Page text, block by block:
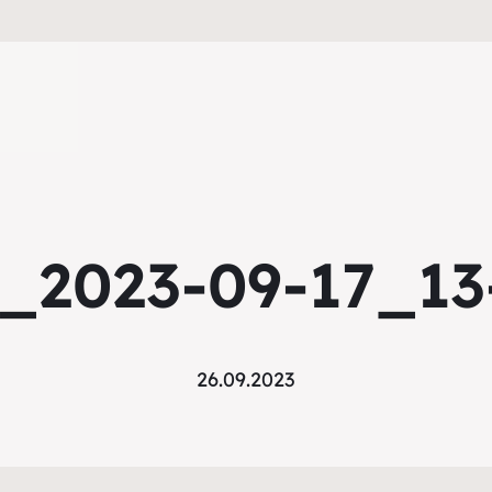
09-
26.09.2023